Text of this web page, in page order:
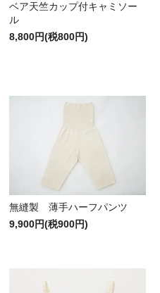
ベア天竺カップ付キャミソー
ル
8,800円(税800円)
無縫製 薄手ハーフパンツ
9,900円(税900円)